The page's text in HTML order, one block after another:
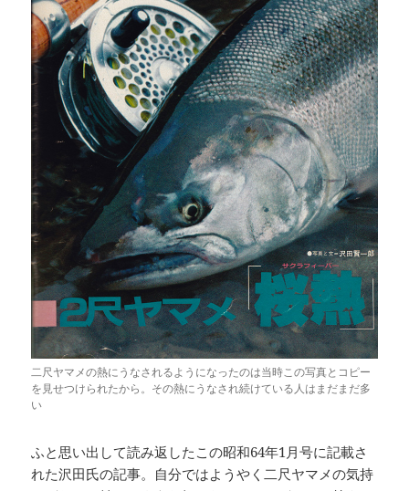
二尺ヤマメの熱にうなされるようになったのは当時この写真とコピー
を見せつけられたから。その熱にうなされ続けている人はまだまだ多
い
ふと思い出して読み返したこの昭和64年1月号に記載さ
れた沢田氏の記事。自分ではようやく二尺ヤマメの気持